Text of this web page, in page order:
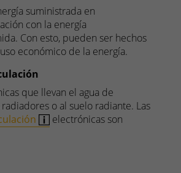
suministrada en
con la energía
Con esto, pueden ser hechos
económico de la energía.
que llevan el agua de
o al suelo radiante. Las
electrónicas son